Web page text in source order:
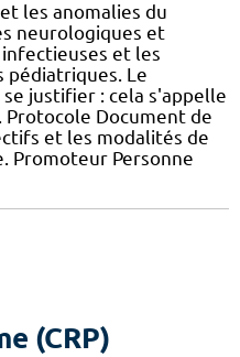
les anomalies du
neurologiques et
infectieuses et les
pédiatriques. Le
se justifier : cela s'appelle
Document de
et les modalités de
Promoteur Personne
(CRP)